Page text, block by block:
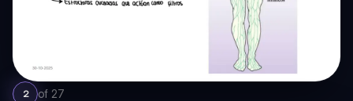
2 of 27